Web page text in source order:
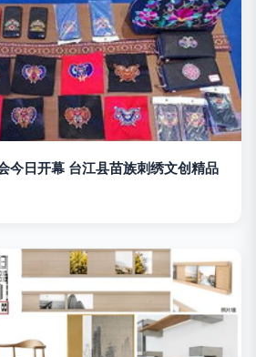
今日开幕 台江县苗族刺绣文创精品